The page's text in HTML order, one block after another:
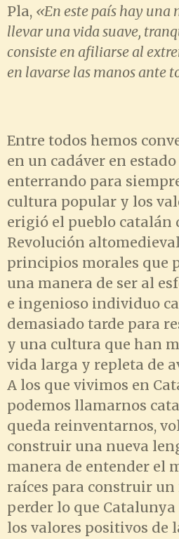
Pla, «En este país hay una
llevar una vida suave,
consiste en afiliarse al
en lavarse las manos ante
Entre todos hemos
en un cadáver en
enterrando para
cultura popular y los
erigió el pueblo catalán
Revolución altomedieval
principios morales que
una manera de ser al
e ingenioso individuo
demasiado tarde para
y una cultura que han
vida larga y repleta de
A los que vivimos en
podemos llamarnos
queda reinventarnos,
construir una nueva
manera de entender el
raíces para construir
perder lo que
los valores positivos de